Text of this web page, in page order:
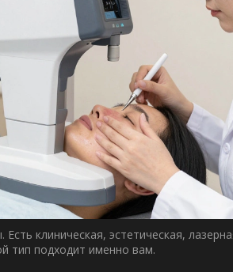
клиническая, эстетическая,
тип подходит именно вам.